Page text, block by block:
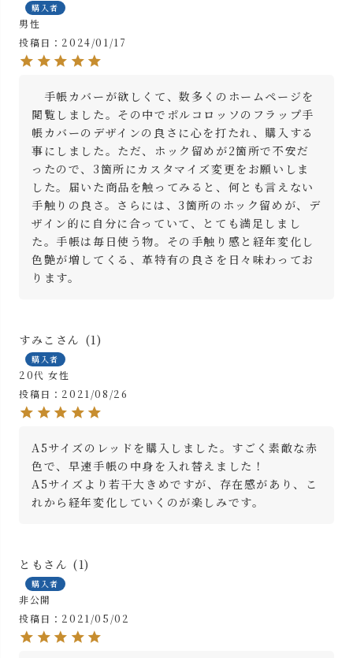
購入者
男性
投稿日
2024/01/17
手帳カバーが欲しくて、数多くのホームページを
閲覧しました。その中でポルコロッソのフラップ手
帳カバーのデザインの良さに心を打たれ、購入する
事にしました。ただ、ホック留めが2箇所で不安だ
ったので、3箇所にカスタマイズ変更をお願いしま
した。届いた商品を触ってみると、何とも言えない
手触りの良さ。さらには、3箇所のホック留めが、デ
ザイン的に自分に合っていて、とても満足しまし
た。手帳は毎日使う物。その手触り感と経年変化し
色艶が増してくる、革特有の良さを日々味わってお
ります。
すみこ 1
購入者
20代 女性
投稿日
2021/08/26
A5サイズのレッドを購入しました。すごく素敵な赤
色で、早速手帳の中身を入れ替えました！
A5サイズより若干大きめですが、存在感があり、こ
れから経年変化していくのが楽しみです。
とも 1
購入者
非公開
投稿日
2021/05/02